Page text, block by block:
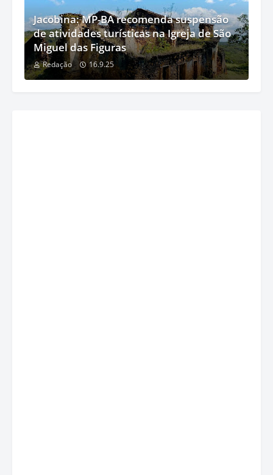
Jacobina: MP-BA recomenda suspensão
de atividades turísticas na Igreja de São
Miguel das Figuras
Redação 16.9.25